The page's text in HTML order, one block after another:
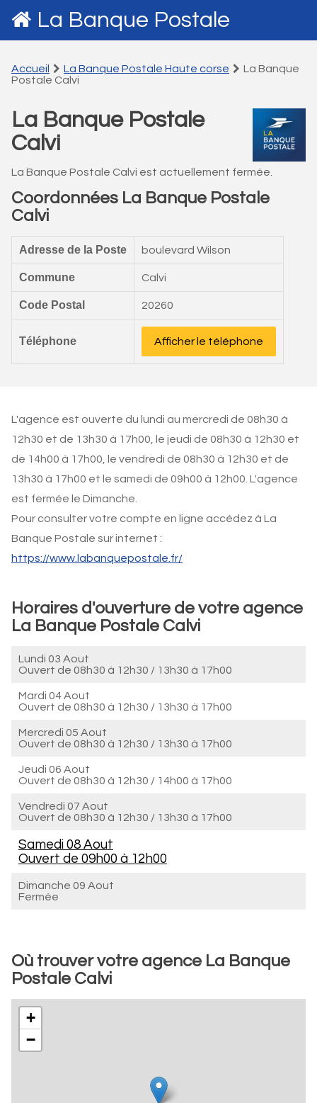
La Banque Postale
Accueil La Banque Postale Haute corse
La Banque
Postale Calvi
La Banque Postale
Calvi
La Banque Postale Calvi est actuellement fermée.
Coordonnées La Banque Postale
Calvi
Adresse de la Poste boulevard Wilson
Commune Calvi
Code Postal 20260
Téléphone Afficher le téléphone
L'agence est ouverte du lundi au mercredi de 08h30 à
12h30 et de 13h30 à 17h00, le jeudi de 08h30 à 12h30 et
de 14h00 à 17h00, le vendredi de 08h30 à 12h30 et de
13h30 à 17h00 et le samedi de 09h00 à 12h00. L'agence
est fermée le Dimanche.
Pour consulter votre compte en ligne accédez à La
Banque Postale sur internet :
https://www.labanquepostale.fr/
Horaires d'ouverture de votre agence
La Banque Postale Calvi
Lundi 03 Aout
Ouvert de 08h30 à 12h30 / 13h30 à 17h00
Mardi 04 Aout
Ouvert de 08h30 à 12h30 / 13h30 à 17h00
Mercredi 05 Aout
Ouvert de 08h30 à 12h30 / 13h30 à 17h00
Jeudi 06 Aout
Ouvert de 08h30 à 12h30 / 14h00 à 17h00
Vendredi 07 Aout
Ouvert de 08h30 à 12h30 / 13h30 à 17h00
Samedi 08 Aout
Ouvert de 09h00 à 12h00
Dimanche 09 Aout
Fermée
Où trouver votre agence La Banque
Postale Calvi
+
−